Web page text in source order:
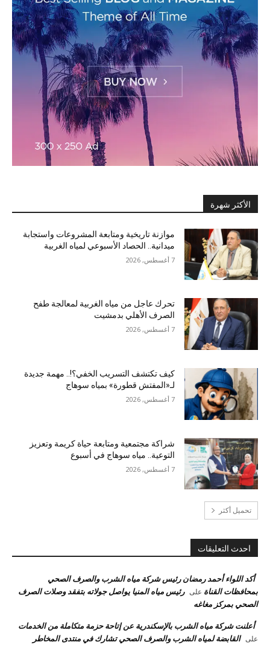
الأكثر شهرة
موازنة تاريخية ومتابعة المشروعات واستجابة
ميدانية.. الحصاد الأسبوعي لمياه الغربية
7 أغسطس, 2026
تحرك عاجل من مياه الغربية لمعالجة طفح
الصرف الأهلي بدمشيت
7 أغسطس, 2026
كيف تكتشف التسريب الخفي؟!.. مهمة جديدة
لـ«المفتش قطورة» بمياه سوهاج
7 أغسطس, 2026
شراكة مجتمعية ومتابعة حياة كريمة وتعزيز
التوعية.. مياه سوهاج في أسبوع
7 أغسطس, 2026
تحميل أكثر
احدث التعليقات
أكد اللواء أحمد رمضان رئيس شركة مياه الشرب والصرف الصحي
بمحافظات القناة على رئيس مياه المنيا يواصل جولاته بتفقد وصلات الصرف
الصحي بمركز مغاغه
أعلنت شركة مياه الشرب بالإسكندرية عن إتاحة حزمة متكاملة من الخدمات
على القابضة لمياه الشرب والصرف الصحي تشارك في منتدى المخاطر